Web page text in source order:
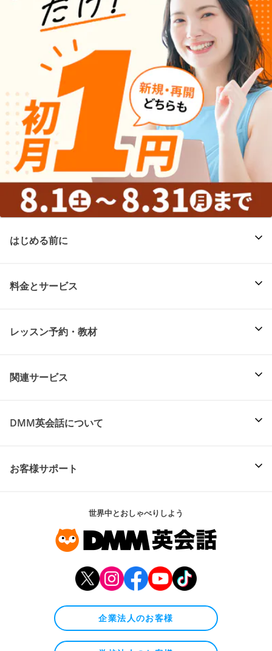
はじめる前に
料金とサービス
レッスン予約・教材
関連サービス
DMM英会話について
お客様サポート
世界中とおしゃべりしよう
企業法人のお客様